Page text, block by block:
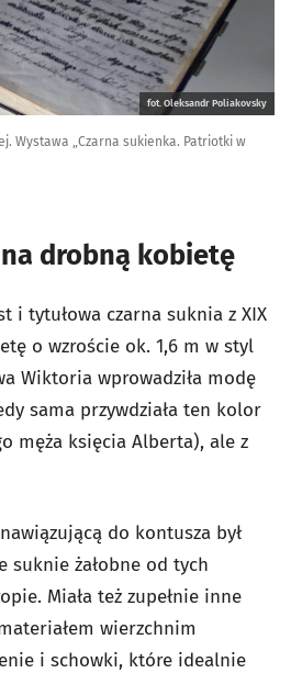
fot. Oleksandr Poliakovsky
Wystawa „Czarna sukienka. Patriotki w
drobną kobietę
i tytułowa czarna suknia z XIX
o wzroście ok. 1,6 m w styl
Wiktoria wprowadziła modę
sama przywdziała ten kolor
męża księcia Alberta), ale z
do kontusza był
suknie żałobne od tych
Miała też zupełnie inne
wierzchnim
i schowki, które idealnie